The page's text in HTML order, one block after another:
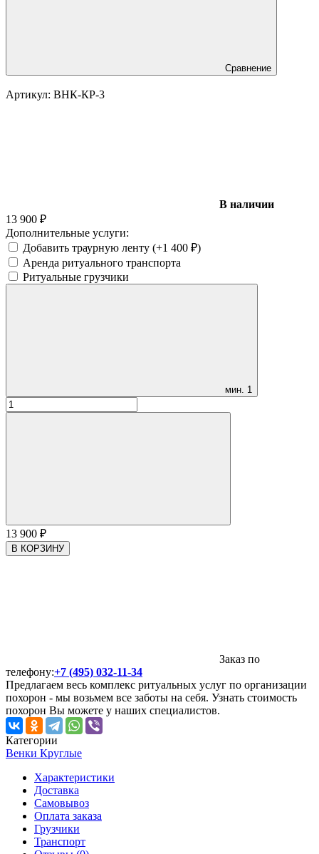
Сравнение
Артикул: ВНК-КР-3
В наличии
13 900 ₽
Дополнительные услуги:
Добавить траурную ленту (+1 400 ₽)
Аренда ритуального транспорта
Ритуальные грузчики
мин. 1
13 900 ₽
В КОРЗИНУ
Заказ по
телефону:+7 (495) 032-11-34
Предлагаем весь комплекс ритуальных услуг по организации
похорон - мы возьмем все заботы на себя. Узнать стоимость
похорон Вы можете у наших специалистов.
Категории
Венки Круглые
Характеристики
Доставка
Самовывоз
Оплата заказа
Грузчики
Транспорт